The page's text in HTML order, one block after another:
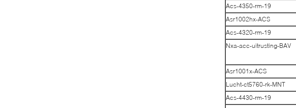
Acs-4350-rm-19
Asr1002hx-ACS
Acs-4320-rm-19
Nxa-acc-uitrusting-BAV
Asr1001x-ACS
Lucht-ct5760-rk-MNT
Acs-4430-rm-19